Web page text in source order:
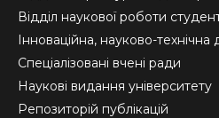
Відділ наукової роботи
Інноваційна, науково-технічна
Спеціалізовані вчені ради
Наукові видання університету
Репозиторій публікацій